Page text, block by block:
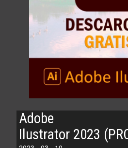
Adobe
Ilustrator 2023